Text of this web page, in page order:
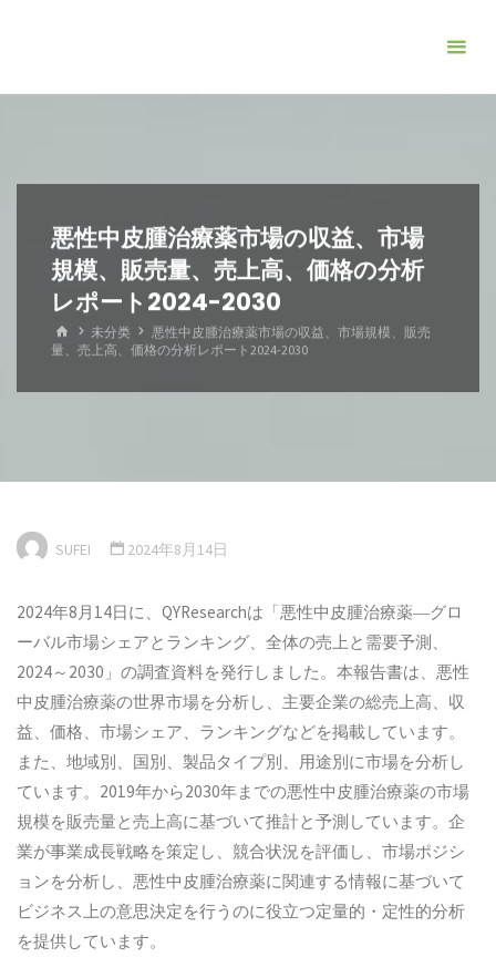
悪性中皮腫治療薬市場の収益、市場
規模、販売量、売上高、価格の分析
レポート2024-2030
ホ
ー
未分类
悪性中皮腫治療薬市場の収益、市場規模、販売
量、売上高、価格の分析レポート2024-2030
SUFEI 2024年8月14日
2024年8月14日に、QYResearchは「悪性中皮腫治療薬―グロ
ーバル市場シェアとランキング、全体の売上と需要予測、
2024～2030」の調査資料を発行しました。本報告書は、悪性
中皮腫治療薬の世界市場を分析し、主要企業の総売上高、収
益、価格、市場シェア、ランキングなどを掲載しています。
また、地域別、国別、製品タイプ別、用途別に市場を分析し
ています。2019年から2030年までの悪性中皮腫治療薬の市場
規模を販売量と売上高に基づいて推計と予測しています。企
業が事業成長戦略を策定し、競合状況を評価し、市場ポジシ
ョンを分析し、悪性中皮腫治療薬に関連する情報に基づいて
ビジネス上の意思決定を行うのに役立つ定量的・定性的分析
を提供しています。